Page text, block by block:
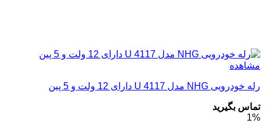
مشاهده
رله خودرویی NHG مدل 4117 U دارای 12 ولت و 5 پین
تماس بگیرید
1%